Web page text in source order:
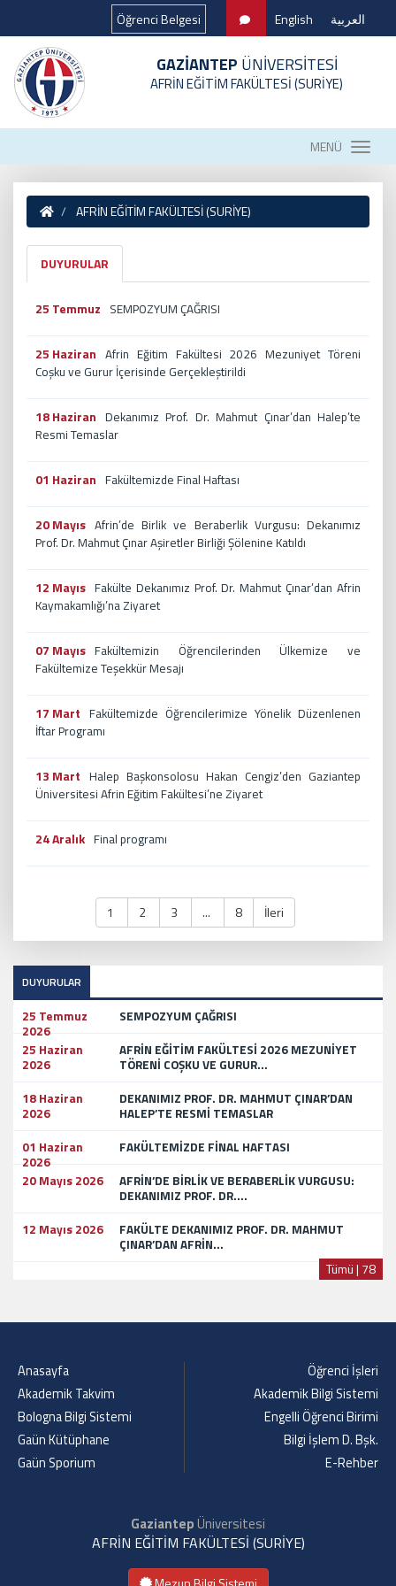
Öğrenci Belgesi English العربية
GAZİANTEP ÜNİVERSİTESİ
AFRİN EĞİTİM FAKÜLTESİ (SURİYE)
MENÜ
AFRİN EĞİTİM FAKÜLTESİ (SURİYE)
DUYURULAR
25 Temmuz SEMPOZYUM ÇAĞRISI
25 Haziran Afrin Eğitim Fakültesi 2026 Mezuniyet Töreni
Coşku ve Gurur İçerisinde Gerçekleştirildi
18 Haziran Dekanımız Prof. Dr. Mahmut Çınar’dan Halep’te
Resmi Temaslar
01 Haziran Fakültemizde Final Haftası
20 Mayıs Afrin’de Birlik ve Beraberlik Vurgusu: Dekanımız
Prof. Dr. Mahmut Çınar Aşiretler Birliği Şölenine Katıldı
12 Mayıs Fakülte Dekanımız Prof. Dr. Mahmut Çınar’dan Afrin
Kaymakamlığı’na Ziyaret
07 Mayıs Fakültemizin Öğrencilerinden Ülkemize ve
Fakültemize Teşekkür Mesajı
17 Mart Fakültemizde Öğrencilerimize Yönelik Düzenlenen
İftar Programı
13 Mart Halep Başkonsolosu Hakan Cengiz’den Gaziantep
Üniversitesi Afrin Eğitim Fakültesi’ne Ziyaret
24 Aralık Final programı
1 2 3 ... 8 İleri
DUYURULAR
25 Temmuz
2026
SEMPOZYUM ÇAĞRISI
25 Haziran
2026
AFRİN EĞİTİM FAKÜLTESİ 2026 MEZUNİYET
TÖRENİ COŞKU VE GURUR...
18 Haziran
2026
DEKANIMIZ PROF. DR. MAHMUT ÇINAR’DAN
HALEP’TE RESMİ TEMASLAR
01 Haziran
2026
FAKÜLTEMİZDE FİNAL HAFTASI
20 Mayıs 2026
AFRİN’DE BİRLİK VE BERABERLİK VURGUSU:
DEKANIMIZ PROF. DR....
12 Mayıs 2026
FAKÜLTE DEKANIMIZ PROF. DR. MAHMUT
ÇINAR’DAN AFRİN...
Tümü | 78
Anasayfa
Akademik Takvim
Bologna Bilgi Sistemi
Gaün Kütüphane
Gaün Sporium
Öğrenci İşleri
Akademik Bilgi Sistemi
Engelli Öğrenci Birimi
Bilgi İşlem D. Bşk.
E-Rehber
GaziantepÜniversitesi
AFRİN EĞİTİM FAKÜLTESİ (SURİYE)